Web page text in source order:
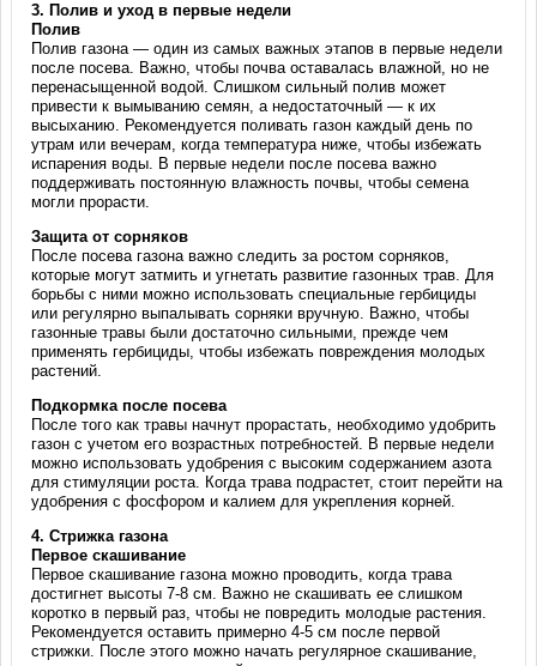
3. Полив и уход в первые недели
Полив
Полив газона — один из самых важных этапов в первые недели
после посева. Важно, чтобы почва оставалась влажной, но не
перенасыщенной водой. Слишком сильный полив может
привести к вымыванию семян, а недостаточный — к их
высыханию. Рекомендуется поливать газон каждый день по
утрам или вечерам, когда температура ниже, чтобы избежать
испарения воды. В первые недели после посева важно
поддерживать постоянную влажность почвы, чтобы семена
могли прорасти.
Защита от сорняков
После посева газона важно следить за ростом сорняков,
которые могут затмить и угнетать развитие газонных трав. Для
борьбы с ними можно использовать специальные гербициды
или регулярно выпалывать сорняки вручную. Важно, чтобы
газонные травы были достаточно сильными, прежде чем
применять гербициды, чтобы избежать повреждения молодых
растений.
Подкормка после посева
После того как травы начнут прорастать, необходимо удобрить
газон с учетом его возрастных потребностей. В первые недели
можно использовать удобрения с высоким содержанием азота
для стимуляции роста. Когда трава подрастет, стоит перейти на
удобрения с фосфором и калием для укрепления корней.
4.Стрижка газона
Первое скашивание
Первое скашивание газона можно проводить, когда трава
достигнет высоты 7-8 см. Важно не скашивать ее слишком
коротко в первый раз, чтобы не повредить молодые растения.
Рекомендуется оставить примерно 4-5 см после первой
стрижки. После этого можно начать регулярное скашивание,